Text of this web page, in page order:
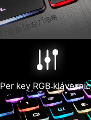
Per key RGB